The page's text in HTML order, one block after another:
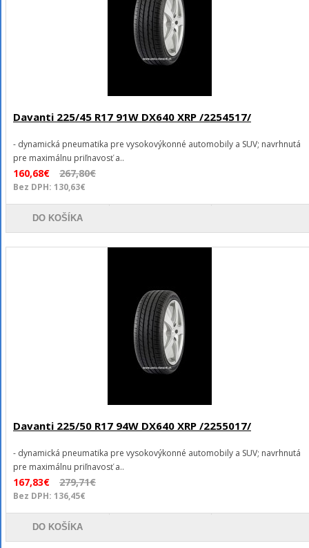
Davanti 225/45 R17 91W DX640 XRP /2254517/
- dynamická pneumatika pre vysokovýkonné automobily a SUV; navrhnutá
pre maximálnu priľnavosť a..
160,68€ 267,80€
Bez DPH: 130,63€
DO KOŠÍKA
Davanti 225/50 R17 94W DX640 XRP /2255017/
- dynamická pneumatika pre vysokovýkonné automobily a SUV; navrhnutá
pre maximálnu priľnavosť a..
167,83€ 279,71€
Bez DPH: 136,45€
DO KOŠÍKA